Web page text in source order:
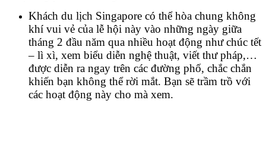
Khách du lịch Singapore có thể hòa chung không
khí vui vẻ của lễ hội này vào những ngày giữa
tháng 2 đầu năm qua nhiều hoạt động như chúc tết
– lì xì, xem biểu diễn nghệ thuật, viết thư pháp,…
được diễn ra ngay trên các đường phố, chắc chắn
khiến bạn không thể rời mắt. Bạn sẽ trầm trồ với
các hoạt động này cho mà xem.